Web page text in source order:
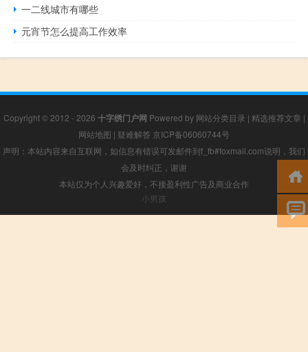
一二线城市有哪些
元宵节怎么提高工作效率
Copyright © 2012 - 2026 十字绣门户网 Powered by 网站分类目录 | 精选推荐文章 |
网站地图 | 疑难解答 京ICP备06060744号
声明：本站内容来自互联网，如信息有错误可发邮件到f_fb#foxmail.com说明，我们
会及时纠正，谢谢
本站仅为个人兴趣爱好，不接盈利性广告及商业合作
小男孩